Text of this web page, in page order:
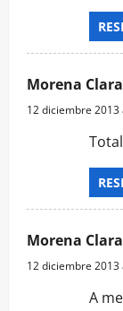
Morena Clara
12 diciembre 2013
Morena Clara
12 diciembre 2013
A